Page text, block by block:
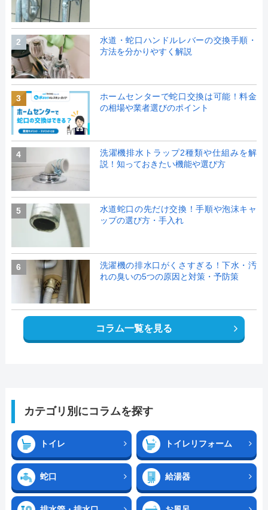
2
水道・蛇口ハンドルレバーの交換手順・
方法を分かりやすく解説
3
ホームセンターで蛇口交換は可能！料金
の相場や業者選びのポイント
4
洗濯機排水トラップ2種類や仕組みを解
説！知っておきたい機能や選び方
5
水道蛇口の先だけ交換！手順や泡沫キャ
ップの選び方・手入れ
6
洗濯機の排水口がくさすぎる！下水・汚
れの臭いの5つの原因と対策・予防策
コラム一覧を見る
カテゴリ別にコラムを探す
トイレ トイレリフォーム
蛇口 給湯器